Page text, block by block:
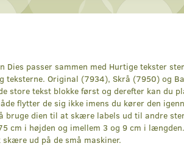
Dies passer sammen med Hurtige tekster
teksterne. Original (7934), Skrå (7950) og
store tekst blokke først og derefter kan du
flytter de sig ikke imens du kører den
bruge dien til at skære labels ud til andre
cm i højden og imellem 3 og 9 cm i
ud på de små maskiner.